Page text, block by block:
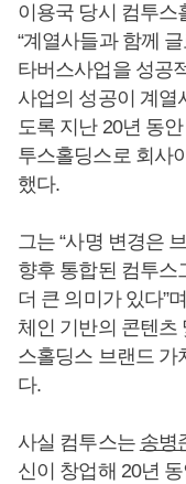
이용국 당시 컴투스
“계열사들과 함께
타버스사업을 성공
사업의 성공이 계열
도록 지난 20년 동
투스홀딩스로 회사
했다.
그는 “사명 변경은
향후 통합된 컴투스
더 큰 의미가 있다”
체인 기반의 콘텐츠
스홀딩스 브랜드 가
다.
사실 컴투스는 송병
신이 창업해 20년